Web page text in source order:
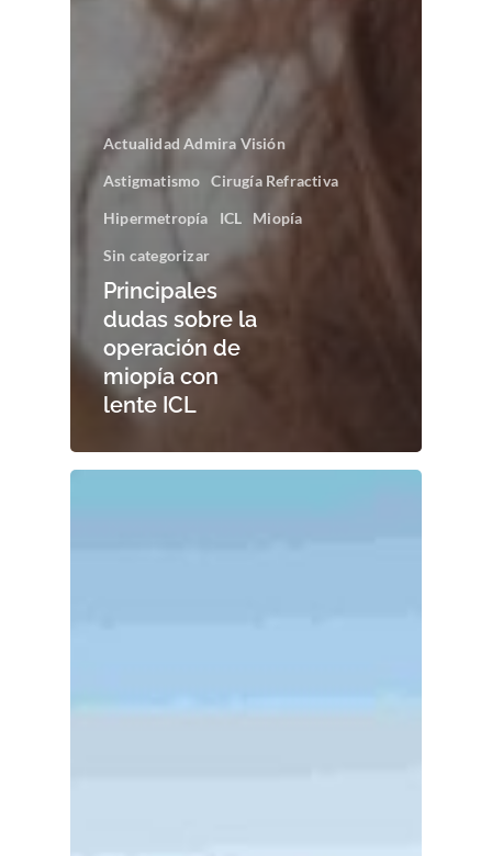
Actualidad Admira Visión
Astigmatismo
Cirugía Refractiva
Hipermetropía
ICL
Miopía
Sin categorizar
Principales
dudas sobre la
operación de
miopía con
lente ICL